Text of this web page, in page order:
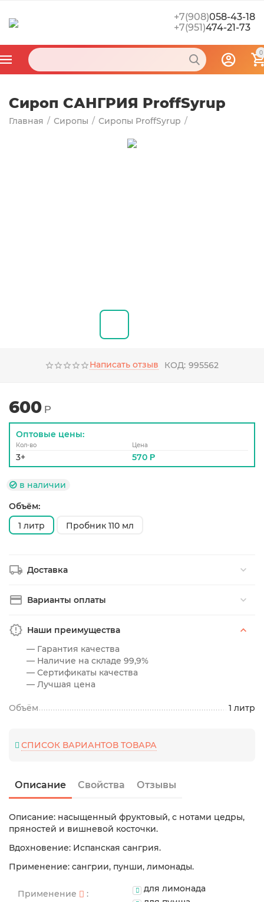
+7(908)058-43-18
+7(951)474-21-73
0
Сироп САНГРИЯ ProffSyrup
Главная / Сиропы / Сиропы ProffSyrup /
Ягодные сиропы
Написать отзыв КОД: 995562
600 Р
Оптовые цены:
Кол-во
3+
Цена
570 Р
в наличии
Объём:
1 литр
Пробник 110 мл
Доставка
Варианты оплаты
Наши преимущества
— Гарантия качества
— Наличие на складе 99,9%
— Сертификаты качества
— Лучшая цена
Объём 1 литр
СПИСОК ВАРИАНТОВ ТОВАРА
Описание Свойства Отзывы
Описание: насыщенный фруктовый, с нотами цедры,
пряностей и вишневой косточки.
Вдохновение: Испанская сангрия.
Применение: сангрии, пунши, лимонады.
Применение :
для лимонада